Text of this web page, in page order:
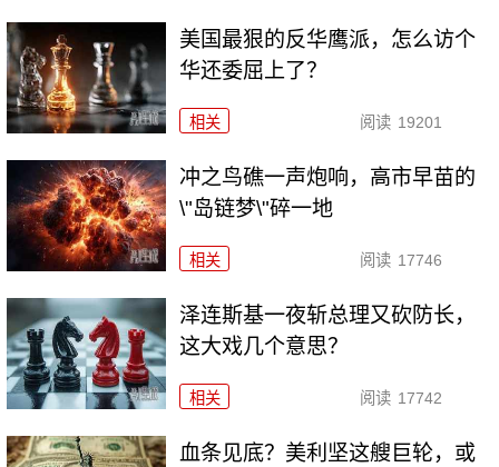
美国最狠的反华鹰派，怎么访个
华还委屈上了？
相关 阅读 19201
冲之鸟礁一声炮响，高市早苗的
\"岛链梦\"碎一地
相关 阅读 17746
泽连斯基一夜斩总理又砍防长，
这大戏几个意思？
相关 阅读 17742
血条见底？美利坚这艘巨轮，或